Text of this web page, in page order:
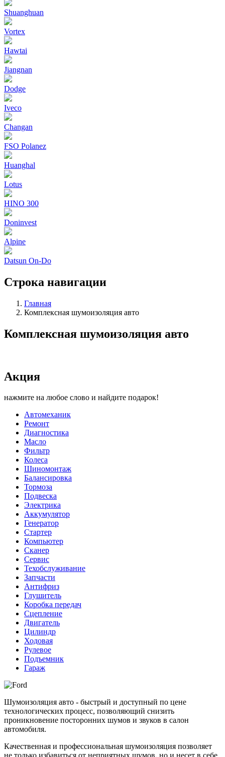
Shuanghuan
Vortex
Hawtai
Jiangnan
Dodge
Iveco
Changan
FSO Polanez
Huanghal
Lotus
HINO 300
Doninvest
Alpine
Datsun On-Do
Строка навигации
Главная
Комплексная шумоизоляция авто
Комплексная шумоизоляция авто
Акция
нажмите на любое слово и найдите подарок!
Автомеханик
Ремонт
Диагностика
Масло
Фильтр
Колеса
Шиномонтаж
Балансировка
Тормоза
Подвеска
Электрика
Аккумулятор
Генератор
Стартер
Компьютер
Сканер
Сервис
Техобслуживание
Запчасти
Антифриз
Глушитель
Коробка передач
Сцепление
Двигатель
Цилиндр
Ходовая
Рулевое
Подъемник
Гараж
Шумоизоляция авто - быстрый и доступный по цене
технологических процесс, позволяющий снизить
проникновение посторонних шумов и звуков в салон
автомобиля.
Качественная и профессиональная шумоизоляция позволяет